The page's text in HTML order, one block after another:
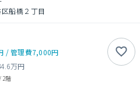
船橋２丁目
/管理費7,000円
万円
/ 2階